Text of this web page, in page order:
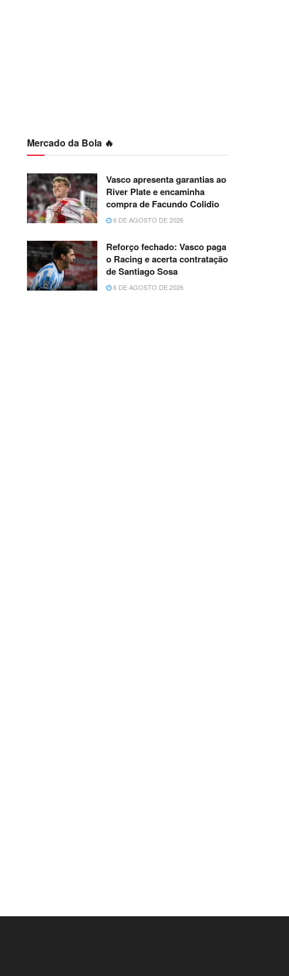
Mercado da Bola 🔥
Vasco apresenta garantias ao
River Plate e encaminha
compra de Facundo Colidio
6 DE AGOSTO DE 2026
Reforço fechado: Vasco paga
o Racing e acerta contratação
de Santiago Sosa
6 DE AGOSTO DE 2026